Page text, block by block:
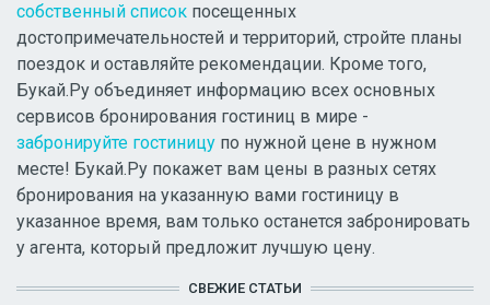
собственный список посещенных
достопримечательностей и территорий, стройте планы
поездок и оставляйте рекомендации. Кроме того,
Букай.Ру объединяет информацию всех основных
сервисов бронирования гостиниц в мире -
забронируйте гостиницу по нужной цене в нужном
месте! Букай.Ру покажет вам цены в разных сетях
бронирования на указанную вами гостиницу в
указанное время, вам только останется забронировать
у агента, который предложит лучшую цену.
СВЕЖИЕ СТАТЬИ